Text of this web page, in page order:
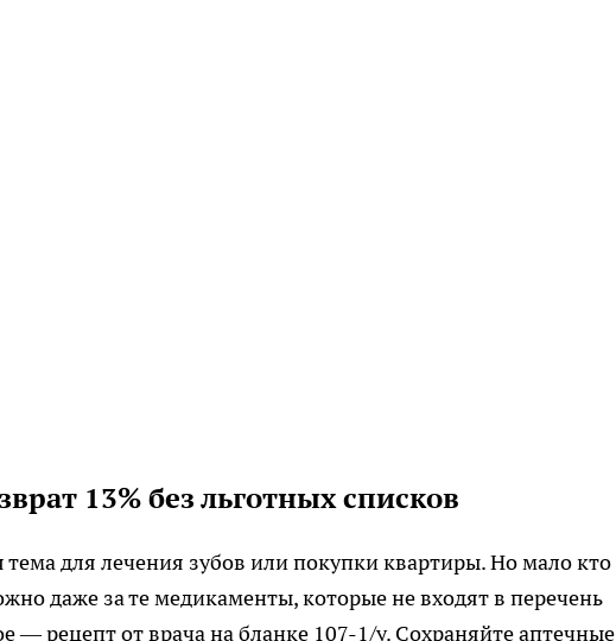
13% без льготных списков
для лечения зубов или покупки квартиры. Но мало кто
даже за те медикаменты, которые не входят в перечень
— рецепт от врача на бланке 107-1/у. Сохраняйте аптечные